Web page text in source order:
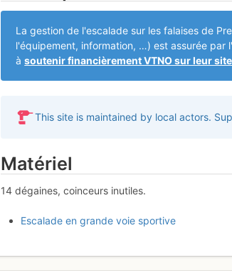
La gestion de l'escalade sur les falaises de
l'équipement, information, …) est assurée par
àsoutenir financièrement VTNO sur leur
This site is maintained by local actors.
Matériel
14 dégaines, coinceurs inutiles.
Escalade en grande voie sportive